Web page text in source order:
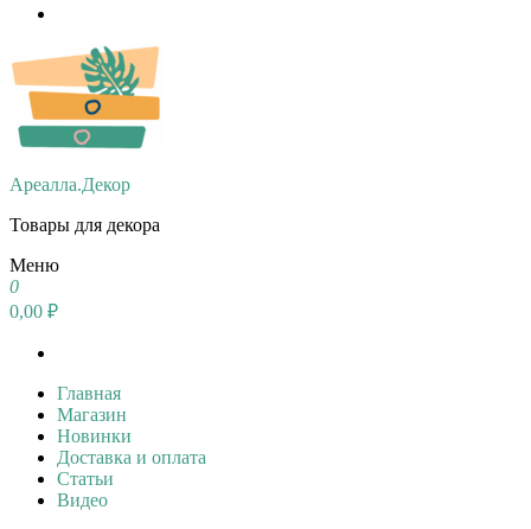
Ареалла.Декор
Товары для декора
Меню
0
0,00 ₽
Главная
Магазин
Новинки
Доставка и оплата
Статьи
Видео